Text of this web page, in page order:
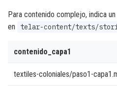
Para contenido complejo, indica
en
telar-content/texts/
contenido_capa1
textiles-coloniales/paso1-